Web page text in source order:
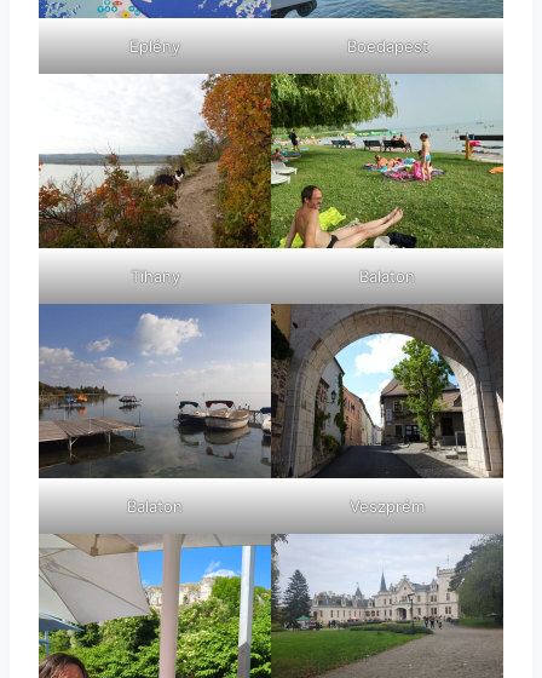
Eplény Boedapest
Tihany Balaton
Balaton Veszprém